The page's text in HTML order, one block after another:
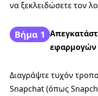
να ξεκλειδώσετε τον
Βήμα 1
εφαρμογών
Διαγράψτε τυχόν
Snapchat (όπως